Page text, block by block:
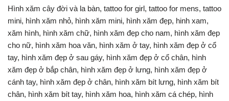
Hình xăm cây đời và la bàn, tattoo for girl, tattoo for mens, tattoo
mini, hình xăm nhỏ, hình xăm mini, hình xăm đẹp, hinh xam,
xăm hình, hình xăm chữ, hình xăm đẹp cho nam, hình xăm đẹp
cho nữ, hình xăm hoa văn, hình xăm ở tay, hình xăm đẹp ở cổ
tay, hình xăm đẹp ở sau gáy, hình xăm đẹp ở cổ chân, hình
xăm đẹp ở bắp chân, hình xăm đẹp ở lưng, hình xăm đẹp ở
cánh tay, hình xăm đẹp ở chân, hình xăm bít lưng, hình xăm bít
chân, hình xăm bít tay, hình xăm hoa, hình xăm cá chép, hình